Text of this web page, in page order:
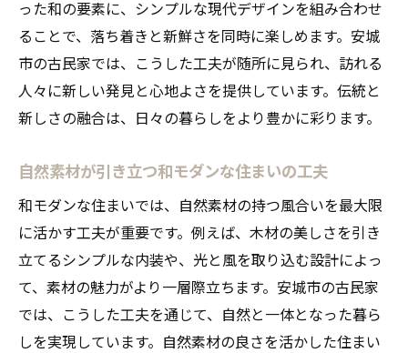
った和の要素に、シンプルな現代デザインを組み合わせ
ることで、落ち着きと新鮮さを同時に楽しめます。安城
市の古民家では、こうした工夫が随所に見られ、訪れる
人々に新しい発見と心地よさを提供しています。伝統と
新しさの融合は、日々の暮らしをより豊かに彩ります。
自然素材が引き立つ和モダンな住まいの工夫
和モダンな住まいでは、自然素材の持つ風合いを最大限
に活かす工夫が重要です。例えば、木材の美しさを引き
立てるシンプルな内装や、光と風を取り込む設計によっ
て、素材の魅力がより一層際立ちます。安城市の古民家
では、こうした工夫を通じて、自然と一体となった暮ら
しを実現しています。自然素材の良さを活かした住まい